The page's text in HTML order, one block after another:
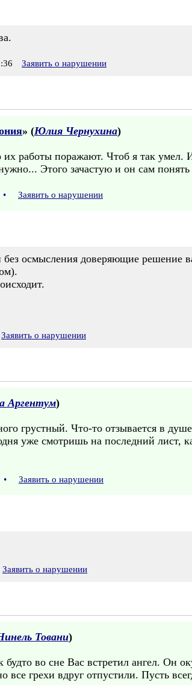
Заявить о нарушении
» (Юлия Чернухина)
работы поражают. Чтоб я так умел.
Этого зачастую и он сам
• Заявить о нарушении
без осмысления доверяющие решение
Заявить о нарушении
Аргентум)
грустный. Что-то отзывается в
уже смотришь на последний
• Заявить о нарушении
Заявить о нарушении
Товани)
во сне Вас встретил ангел. Он
все грехи вдруг отпустили. Пусть